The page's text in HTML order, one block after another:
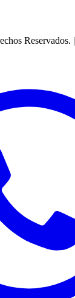
Reservados. |